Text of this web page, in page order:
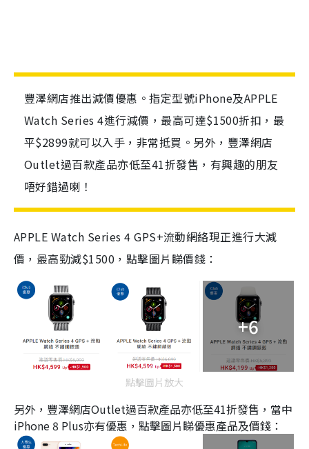
豐澤網店推出減價優惠。指定型號iPhone及APPLE
Watch Series 4進行減價，最高可達$1500折扣，最
平$2899就可以入手，非常抵買。另外，豐澤網店
Outlet過百款產品亦低至41折發售，有興趣的朋友
唔好錯過喇！
APPLE Watch Series 4 GPS+流動網絡現正進行大減
價，最高勁減$1500，點擊圖片睇價錢：
+6
點擊圖片放大
另外，豐澤網店Outlet過百款產品亦低至41折發售，當中
iPhone 8 Plus亦有優惠，點擊圖片睇優惠產品及價錢：